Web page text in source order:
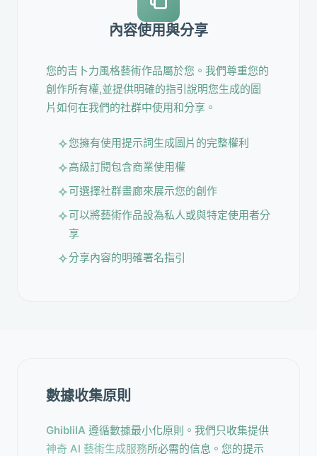
內容使用與分享
您的吉卜力風格藝術作品屬於您。我們尊重您的
創作所有權,並提供明確的指引說明您生成的圖
片如何在我們的社群中使用和分享。
您擁有使用提示詞生成圖片的完整權利
高級訂閱包含商業使用權
可選擇社群畫廊來展示您的創作
可以將藝術作品設為私人或與特定使用者分
享
分享內容的明確署名指引
數據收集原則
GhibliIA 遵循數據最小化原則。我們只收集提供
神奇 AI 藝術生成服務所必需的信息。您的提示